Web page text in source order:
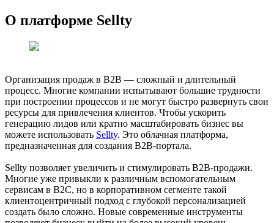
О платформе Sellty
Организация продаж в B2B — сложный и длительный
процесс. Многие компании испытывают большие трудности
при построении процессов и не могут быстро развернуть свои
ресурсы для привлечения клиентов. Чтобы ускорить
генерацию лидов или кратно масштабировать бизнес вы
можете использовать Sellty. Это облачная платформа,
предназначенная для создания B2B-портала.
Sellty позволяет увеличить и стимулировать B2B-продажи.
Многие уже привыкли к различным вспомогательным
сервисам в B2C, но в корпоративном сегменте такой
клиентоцентричный подход с глубокой персонализацией
создать было сложно. Новые современные инструменты